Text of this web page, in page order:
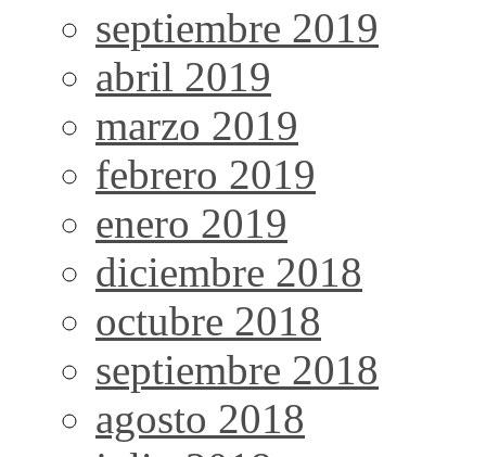
septiembre 2019
abril 2019
marzo 2019
febrero 2019
enero 2019
diciembre 2018
octubre 2018
septiembre 2018
agosto 2018